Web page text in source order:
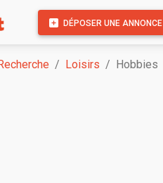
DÉPOSER UNE ANNONCE
Loisirs Hobbies